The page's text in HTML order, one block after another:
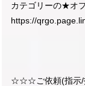
カテゴリーの★オ
https://
☆☆☆ご依頼(指示/